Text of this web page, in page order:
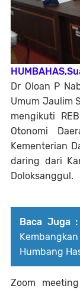
Dr Oloan P
Umum Jaulim
mengikuti
Otonomi
Kementerian
daring dari
Doloksanggul.
Baca Juga :
Humbang
Zoom